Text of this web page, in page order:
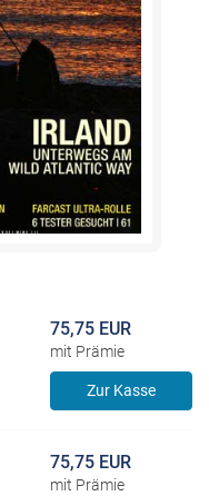
75,75 EUR
mit Prämie
Zur Kasse
75,75 EUR
mit Prämie